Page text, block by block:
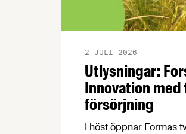
Utlysningar:
Innovation med
försörjning
2 JULI 2026
I höst öppnar Formas